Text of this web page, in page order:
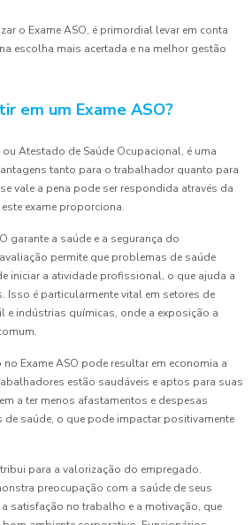
o Exame ASO, é primordial levar em conta
escolha mais acertada e na melhor gestão
em um Exame ASO?
ou Atestado de Saúde Ocupacional, é uma
tanto para o trabalhador quanto para
vale a pena pode ser respondida através da
exame proporciona.
garante a saúde e a segurança do
permite que problemas de saúde
iniciar a atividade profissional, o que ajuda a
Isso é particularmente vital em setores de
e indústrias químicas, onde a exposição a
Exame ASO pode resultar em economia a
estão saudáveis e aptos para suas
a ter menos afastamentos e despesas
saúde, o que pode impactar positivamente
para a valorização do empregado.
preocupação com a saúde de seus
satisfação no trabalho e a motivação, que